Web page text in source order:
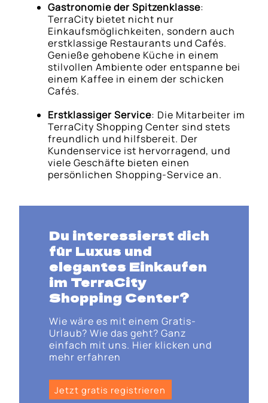
Gastronomie der Spitzenklasse:
TerraCity bietet nicht nur
Einkaufsmöglichkeiten, sondern auch
erstklassige Restaurants und Cafés.
Genieße gehobene Küche in einem
stilvollen Ambiente oder entspanne bei
einem Kaffee in einem der schicken
Cafés.
Erstklassiger Service: Die Mitarbeiter im
TerraCity Shopping Center sind stets
freundlich und hilfsbereit. Der
Kundenservice ist hervorragend, und
viele Geschäfte bieten einen
persönlichen Shopping-Service an.
Du interessierst dich
für Luxus und
elegantes Einkaufen
im TerraCity
Shopping Center?
Wie wäre es mit einem Gratis-
Urlaub? Wie das geht? Ganz
einfach mit uns. Hier klicken und
mehr erfahren
Jetzt gratis registrieren